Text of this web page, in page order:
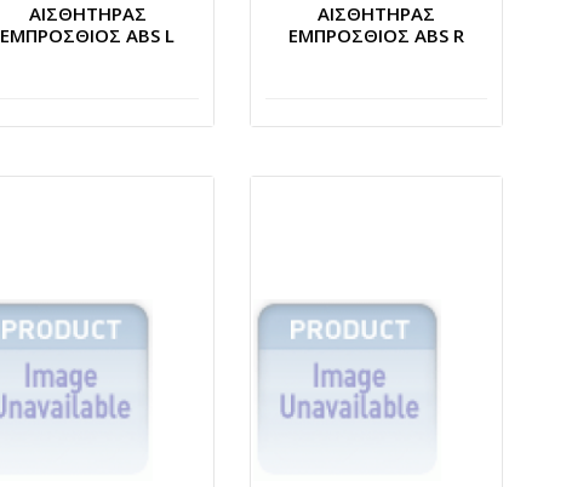
ΑΙΣΘΗΤΗΡΑΣ
ΕΜΠΡΟΣΘΙΟΣ ABS L
ΑΙΣΘΗΤΗΡΑΣ
ΕΜΠΡΟΣΘΙΟΣ ABS R